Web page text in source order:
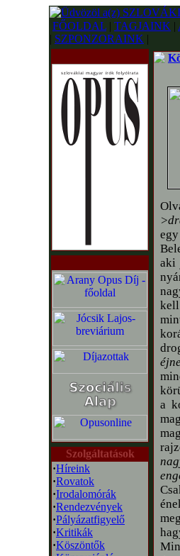
FŐOLDAL | TAGJAINK |
| SZPONZORAINK |
Szolgáltatások
·Híreink
·Rovatok
·Irodalomórák
·Rendezvények
·Pályázatfigyelő
·Kritikák
·Köszöntők
aki
kell
a